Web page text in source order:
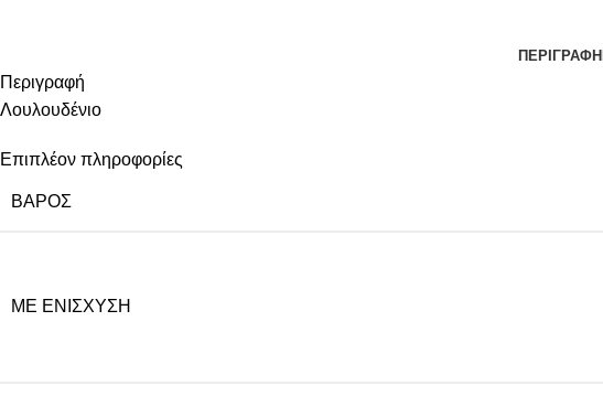
ΠΕΡΙΓΡΑΦΉ
Περιγραφή
Λουλουδένιο
Επιπλέον πληροφορίες
ΒΆΡΟΣ
ΜΕ ΕΝΊΣΧΥΣΗ